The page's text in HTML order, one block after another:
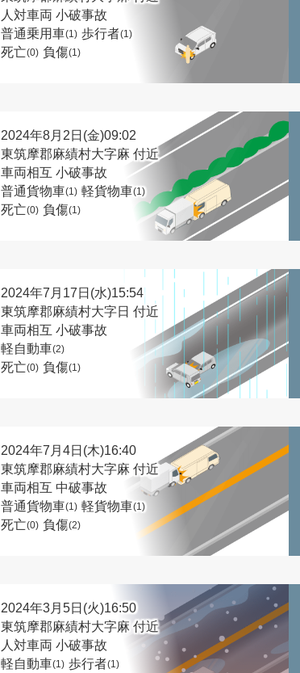
人対車両 小破事故
普通乗用車(1) 歩行者(1)
死亡(0) 負傷(1)
2024年8月2日(金)09:02
東筑摩郡麻績村大字麻 付近
車両相互 小破事故
普通貨物車(1) 軽貨物車(1)
死亡(0) 負傷(1)
2024年7月17日(水)15:54
東筑摩郡麻績村大字日 付近
車両相互 小破事故
軽自動車(2)
死亡(0) 負傷(1)
2024年7月4日(木)16:40
東筑摩郡麻績村大字麻 付近
車両相互 中破事故
普通貨物車(1) 軽貨物車(1)
死亡(0) 負傷(2)
2024年3月5日(火)16:50
東筑摩郡麻績村大字麻 付近
人対車両 小破事故
軽自動車(1) 歩行者(1)